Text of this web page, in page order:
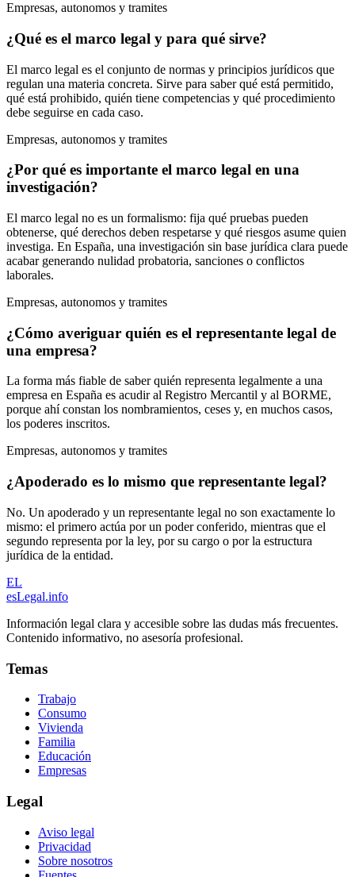
Empresas, autonomos y tramites
¿Qué es el marco legal y para qué sirve?
El marco legal es el conjunto de normas y principios jurídicos que
regulan una materia concreta. Sirve para saber qué está permitido,
qué está prohibido, quién tiene competencias y qué procedimiento
debe seguirse en cada caso.
Empresas, autonomos y tramites
¿Por qué es importante el marco legal en una
investigación?
El marco legal no es un formalismo: fija qué pruebas pueden
obtenerse, qué derechos deben respetarse y qué riesgos asume quien
investiga. En España, una investigación sin base jurídica clara puede
acabar generando nulidad probatoria, sanciones o conflictos
laborales.
Empresas, autonomos y tramites
¿Cómo averiguar quién es el representante legal de
una empresa?
La forma más fiable de saber quién representa legalmente a una
empresa en España es acudir al Registro Mercantil y al BORME,
porque ahí constan los nombramientos, ceses y, en muchos casos,
los poderes inscritos.
Empresas, autonomos y tramites
¿Apoderado es lo mismo que representante legal?
No. Un apoderado y un representante legal no son exactamente lo
mismo: el primero actúa por un poder conferido, mientras que el
segundo representa por la ley, por su cargo o por la estructura
jurídica de la entidad.
EL
esLegal.info
Información legal clara y accesible sobre las dudas más frecuentes.
Contenido informativo, no asesoría profesional.
Temas
Trabajo
Consumo
Vivienda
Familia
Educación
Empresas
Legal
Aviso legal
Privacidad
Sobre nosotros